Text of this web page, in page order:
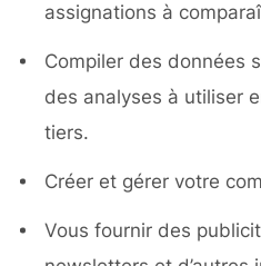
assignations à
Compiler des données
des analyses à utiliser
tiers.
Créer et gérer votre
Vous fournir des